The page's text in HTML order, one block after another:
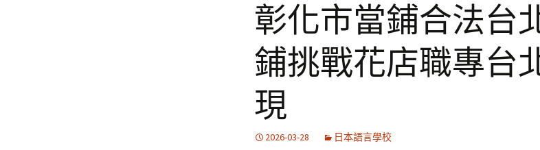
彰化市當鋪合法台
鋪挑戰花店職專台
現
2026-03-28 日本語言學校